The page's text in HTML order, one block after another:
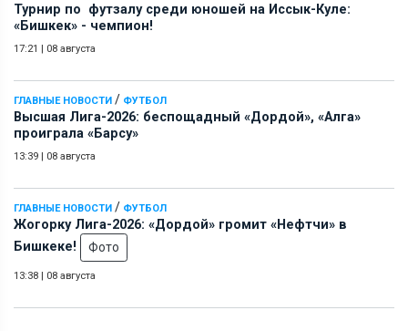
Турнир по футзалу среди юношей на Иссык-Куле:
«Бишкек» - чемпион!
17:21 | 08 августа
ГЛАВНЫЕ НОВОСТИ / ФУТБОЛ
Высшая Лига-2026: беспощадный «Дордой», «Алга»
проиграла «Барсу»
13:39 | 08 августа
ГЛАВНЫЕ НОВОСТИ / ФУТБОЛ
Жогорку Лига-2026: «Дордой» громит «Нефтчи» в
Бишкеке!
Фото
13:38 | 08 августа